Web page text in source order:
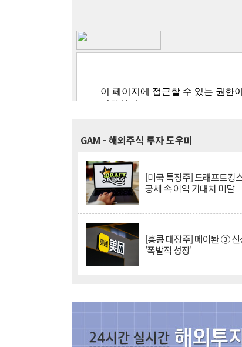
GAM - 해외주식 투자 도우미
[미국 특징주] 드래프트킹
공세 속 이익 기대치 미달
[홍콩 대장주] 메이퇀 ③ 신
'폭발적 성장'